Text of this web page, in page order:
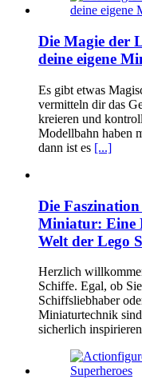
Die Magie der
deine eigene
Es gibt etwas
vermitteln dir das
kreieren und
Modellbahn haben
dann ist es [...]
Die
Miniatur: Eine
Welt der Lego
Herzlich
Schiffe. Egal, ob
Schiffsliebhaber
Miniaturtechnik
sicherlich